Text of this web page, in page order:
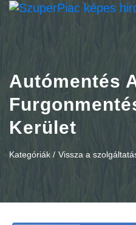
Autómentés
Kerület
Kategóriák / Vissza a